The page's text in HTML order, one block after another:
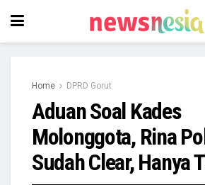
Home DPRD Gorut
Aduan Soal Kades
Molonggota, Rina
Sudah Clear, Hanya